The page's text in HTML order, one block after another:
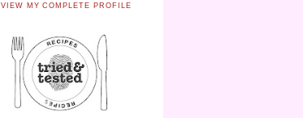
VIEW MY COMPLETE PROFILE